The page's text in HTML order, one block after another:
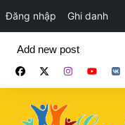
Đăng nhập Ghi danh
phần
Add new post